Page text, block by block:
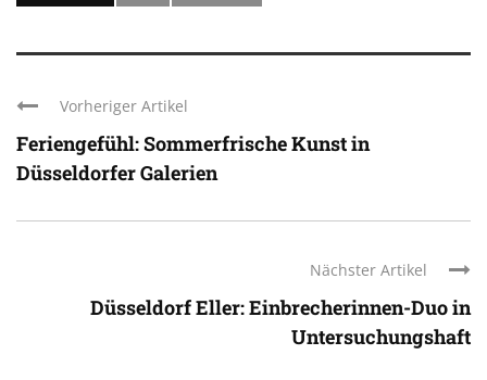
Vorheriger Artikel
Feriengefühl: Sommerfrische Kunst in
Düsseldorfer Galerien
Nächster Artikel
Düsseldorf Eller: Einbrecherinnen-Duo in
Untersuchungshaft